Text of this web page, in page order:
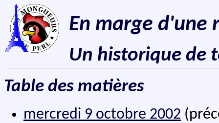
En marge d'une
Un historique de
Table des matières
mercredi 9 octobre 2002